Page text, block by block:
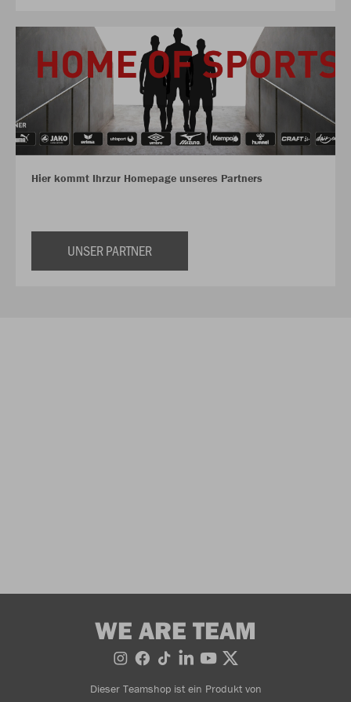
Hier kommt Ihrzur Homepage unseres Partners
UNSER PARTNER
WE ARE TEAM
Dieser Teamshop ist ein Produkt von